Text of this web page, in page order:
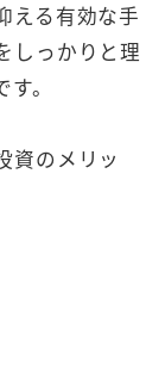
える有効な手
しっかりと理
。
資のメリッ